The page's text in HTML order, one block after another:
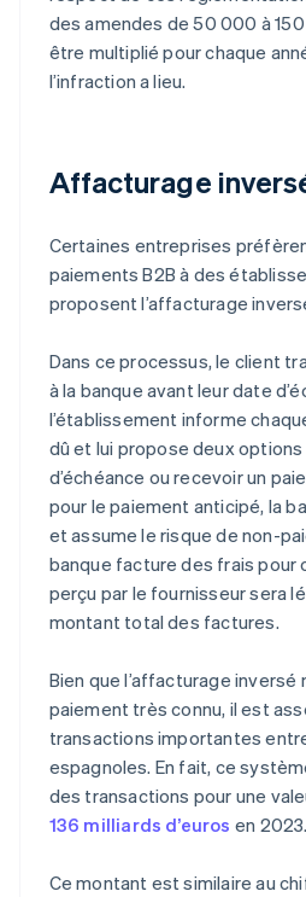
des amendes de 50 000 à
être multiplié pour chaque
l’infraction a lieu.
Affacturage
Certaines entreprises
paiements B2B à des
proposent l’affacturage
Dans ce processus, le client
à la banque avant leur date
l’établissement informe
dû et lui propose deux
d’échéance ou recevoir un
pour le paiement anticipé, la
et assume le risque de non-
banque facture des frais pour
perçu par le fournisseur sera
montant total des factures.
Bien que l’affacturage
paiement très connu, il est
transactions importantes
espagnoles. En fait, ce
des transactions pour une
136 milliards d’euros en 2023.
Ce montant est similaire au